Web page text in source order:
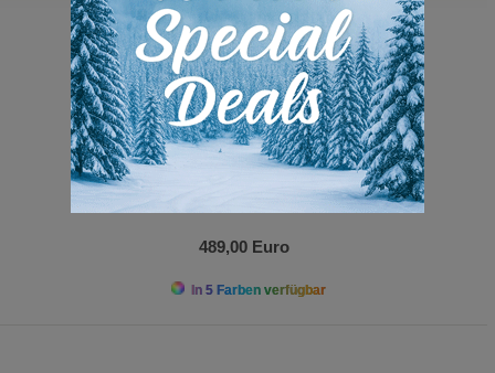
489,00 Euro
In 5 Farben verfügbar